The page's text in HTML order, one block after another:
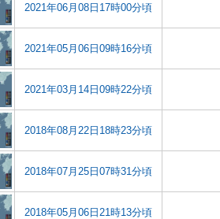
2021年06月08日17時00分頃
2021年05月06日09時16分頃
2021年03月14日09時22分頃
2018年08月22日18時23分頃
2018年07月25日07時31分頃
2018年05月06日21時13分頃